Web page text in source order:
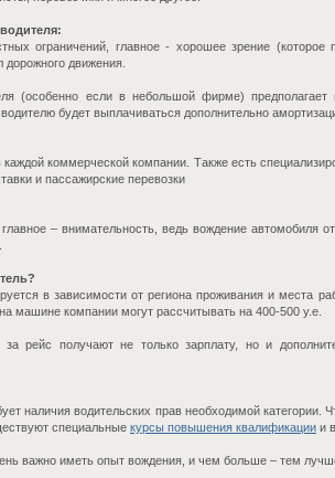
ограничений, главное - хорошее зрение
дорожного движения.
(особенно если в небольшой фирме) предполагает
будет выплачиваться дополнительно
коммерческой компании. Также есть
и пассажирские перевозки
– внимательность, ведь вождение автомобиля
в зависимости от региона проживания и места
машине компании могут рассчитывать на 400-500 у.е.
за рейс получают не только зарплату, но и
наличия водительских прав необходимой категории.
специальные курсы повышения квалификации и
важно иметь опыт вождения, и чем больше – тем